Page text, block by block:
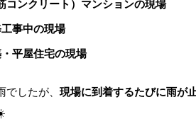
コンクリート）マンションの現場
事中の現場
平屋住宅の現場
でしたが、 現場に到着するたびに雨が